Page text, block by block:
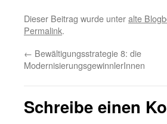
Dieser Beitrag wurde unteralte
Permalink.
← Bewältigungsstrategie 8: die
ModernisierungsgewinnlerInnen
Schreibe einen